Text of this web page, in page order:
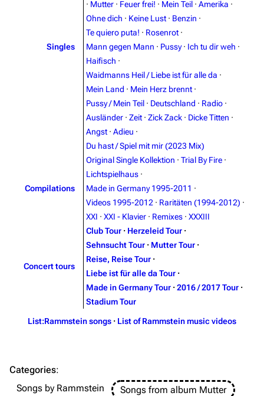
3.4K 12 290.4K
Navigation
Blog
Rammstein
Information
Discography
Videography
Emigrate
Lindemann
Singles
· Mutter · Feuer frei! · Mein Teil · Amerika ·
Ohne dich · Keine Lust · Benzin ·
Te quiero puta! · Rosenrot ·
Mann gegen Mann · Pussy · Ich tu dir weh ·
Haifisch ·
Waidmanns Heil / Liebe ist für alle da ·
Mein Land · Mein Herz brennt ·
Pussy / Mein Teil · Deutschland · Radio ·
Ausländer · Zeit · Zick Zack · Dicke Titten ·
Angst · Adieu ·
Du hast / Spiel mit mir (2023 Mix)
Compilations
Original Single Kollektion · Trial By Fire ·
Lichtspielhaus ·
Made in Germany 1995-2011 ·
Videos 1995-2012 · Raritäten (1994-2012) ·
XXI · XXI - Klavier · Remixes · XXXIII
Concert tours
Club Tour · Herzeleid Tour ·
Sehnsucht Tour · Mutter Tour ·
Reise, Reise Tour ·
Liebe ist für alle da Tour ·
Made in Germany Tour · 2016 / 2017 Tour ·
Stadium Tour
List:Rammstein songs · List of Rammstein music videos
Categories:
Songs by Rammstein
Songs from album Mutter